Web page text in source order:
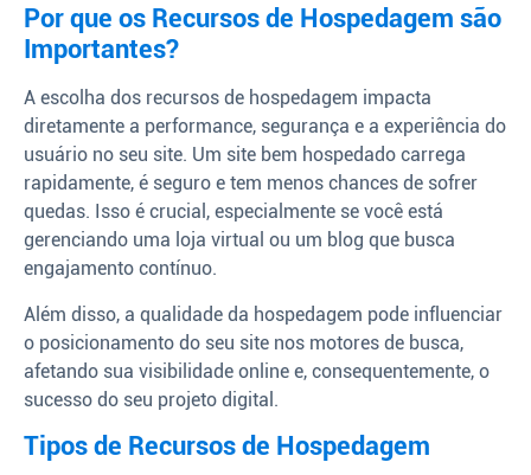
Por que os Recursos de Hospedagem são
Importantes?
A escolha dos recursos de hospedagem impacta
diretamente a performance, segurança e a experiência do
usuário no seu site. Um site bem hospedado carrega
rapidamente, é seguro e tem menos chances de sofrer
quedas. Isso é crucial, especialmente se você está
gerenciando uma loja virtual ou um blog que busca
engajamento contínuo.
Além disso, a qualidade da hospedagem pode influenciar
o posicionamento do seu site nos motores de busca,
afetando sua visibilidade online e, consequentemente, o
sucesso do seu projeto digital.
Tipos de Recursos de Hospedagem